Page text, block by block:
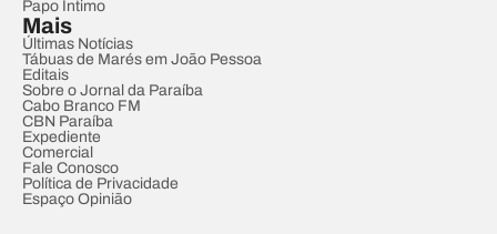
Papo Íntimo
Mais
Últimas Notícias
Tábuas de Marés em João Pessoa
Editais
Sobre o Jornal da Paraíba
Cabo Branco FM
CBN Paraíba
Expediente
Comercial
Fale Conosco
Política de Privacidade
Espaço Opinião